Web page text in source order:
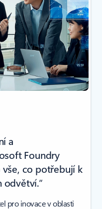
a
Foundry
co potřebují k
odvětví.“
pro inovace v oblasti